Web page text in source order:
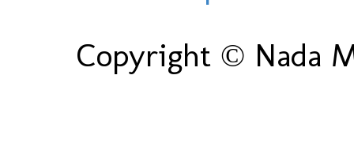
Copyright © Nada